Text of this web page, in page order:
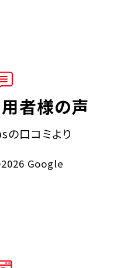
者様の声
口コミより
Google